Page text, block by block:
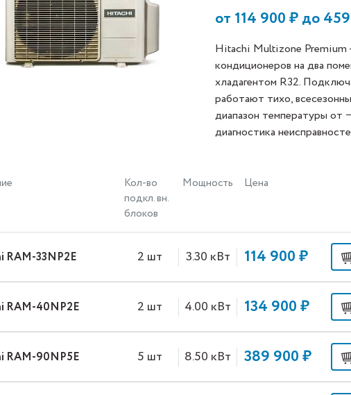
от 114 900₽ до
Hitachi Multizone Premium
кондиционеров на два
хладагентом R32.
работают тихо,
диапазон температуры от
диагностика
Кол-во
подкл. вн.
блоков
Мощность Цена
RAM-33NP2E 2 шт 3.30 кВт 114 900 ₽
RAM-40NP2E 2 шт 4.00 кВт 134 900 ₽
RAM-90NP5E 5 шт 8.50 кВт 389 900 ₽